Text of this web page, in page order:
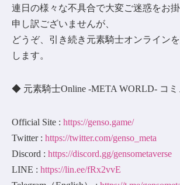
連日の様々な不具合で大変ご迷惑をお
申し訳ございませんが、
どうぞ、引き続き元素騎士オンライン
します。
◆ 元素騎士Online -META WORLD- コミ
Official Site : https://genso.game/
Twitter : https://twitter.com/genso_meta
Discord : https://discord.gg/gensometaverse
LINE : https://lin.ee/fRx2vvE